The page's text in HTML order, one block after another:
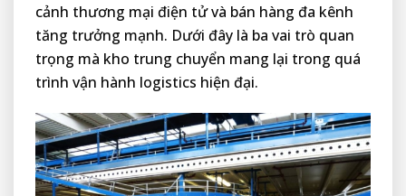
cảnh thương mại điện tử và bán hàng đa kênh
tăng trưởng mạnh. Dưới đây là ba vai trò quan
trọng mà kho trung chuyển mang lại trong quá
trình vận hành logistics hiện đại.